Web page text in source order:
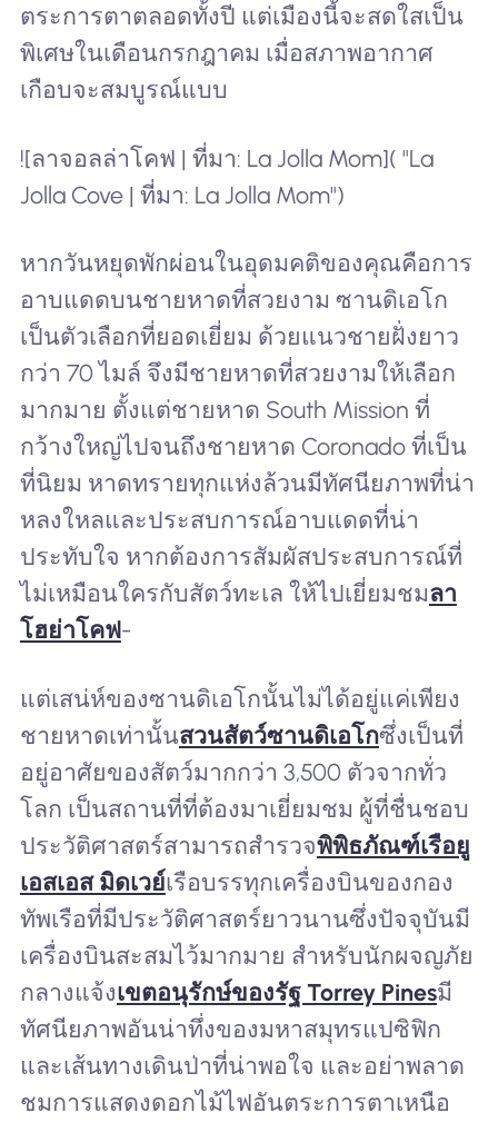
ตระการตาตลอดทั้งปี แต่เมืองนี้จะสดใสเป็น
พิเศษในเดือนกรกฎาคม เมื่อสภาพอากาศ
เกือบจะสมบูรณ์แบบ
![ลาจอลล่าโคฟ | ที่มา: La Jolla Mom]( "La
Jolla Cove | ที่มา: La Jolla Mom")
หากวันหยุดพักผ่อนในอุดมคติของคุณคือการ
อาบแดดบนชายหาดที่สวยงาม ซานดิเอโก
เป็นตัวเลือกที่ยอดเยี่ยม ด้วยแนวชายฝั่งยาว
กว่า 70 ไมล์ จึงมีชายหาดที่สวยงามให้เลือก
มากมาย ตั้งแต่ชายหาด South Mission ที่
กว้างใหญ่ไปจนถึงชายหาด Coronado ที่เป็น
ที่นิยม หาดทรายทุกแห่งล้วนมีทัศนียภาพที่น่า
หลงใหลและประสบการณ์อาบแดดที่น่า
ประทับใจ หากต้องการสัมผัสประสบการณ์ที่
ไม่เหมือนใครกับสัตว์ทะเล ให้ไปเยี่ยมชมลา
โฮย่าโคฟ-
แต่เสน่ห์ของซานดิเอโกนั้นไม่ได้อยู่แค่เพียง
ชายหาดเท่านั้นสวนสัตว์ซานดิเอโกซึ่งเป็นที่
อยู่อาศัยของสัตว์มากกว่า 3,500 ตัวจากทั่ว
โลก เป็นสถานที่ที่ต้องมาเยี่ยมชม ผู้ที่ชื่นชอบ
ประวัติศาสตร์สามารถสำรวจพิพิธภัณฑ์เรือยู
เอสเอส มิดเวย์เรือบรรทุกเครื่องบินของกอง
ทัพเรือที่มีประวัติศาสตร์ยาวนานซึ่งปัจจุบันมี
เครื่องบินสะสมไว้มากมาย สำหรับนักผจญภัย
กลางแจ้งเขตอนุรักษ์ของรัฐ Torrey Pinesมี
ทัศนียภาพอันน่าทึ่งของมหาสมุทรแปซิฟิก
และเส้นทางเดินป่าที่น่าพอใจ และอย่าพลาด
ชมการแสดงดอกไม้ไฟอันตระการตาเหนือ